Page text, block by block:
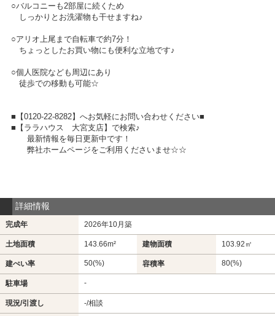
○バルコニーも2部屋に続くため
しっかりとお洗濯物も干せますね♪
○アリオ上尾まで自転車で約7分！
ちょっとしたお買い物にも便利な立地です♪
○個人医院なども周辺にあり
徒歩での移動も可能☆
■【0120-22-8282】へお気軽にお問い合わせください■
■【ララハウス 大宮支店】で検索♪
最新情報を毎日更新中です！
弊社ホームページをご利用くださいませ☆☆
詳細情報
完成年 2026年10月築
土地面積 143.66m² 建物面積 103.92㎡
建ぺい率 50(%) 容積率 80(%)
駐車場 -
現況/引渡し -/相談